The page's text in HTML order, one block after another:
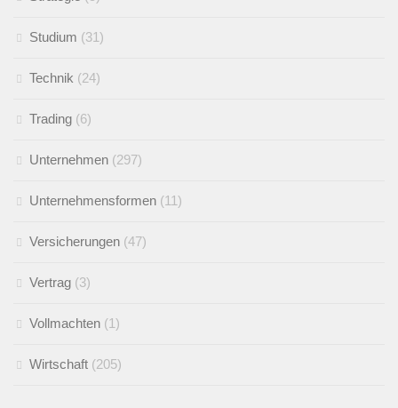
Studium (31)
Technik (24)
Trading (6)
Unternehmen (297)
Unternehmensformen (11)
Versicherungen (47)
Vertrag (3)
Vollmachten (1)
Wirtschaft (205)